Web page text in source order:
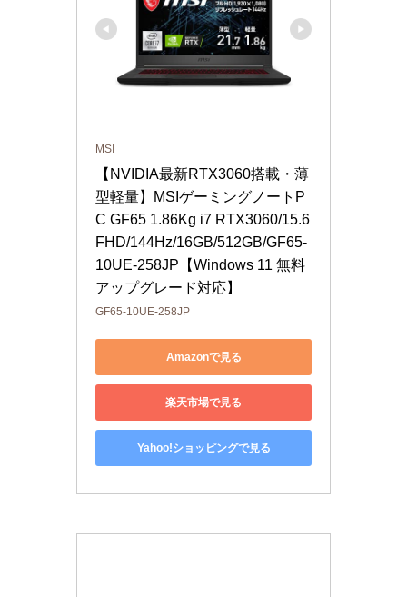
MSI
【NVIDIA最新RTX3060搭載・薄
型軽量】MSIゲーミングノートP
C GF65 1.86Kg i7 RTX3060/15.6
FHD/144Hz/16GB/512GB/GF65-
10UE-258JP【Windows 11 無料
アップグレード対応】
GF65-10UE-258JP
Amazonで見る
楽天市場で見る
Yahoo!ショッピングで見る